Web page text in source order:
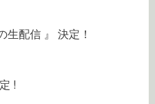
配信 』 決定！
!